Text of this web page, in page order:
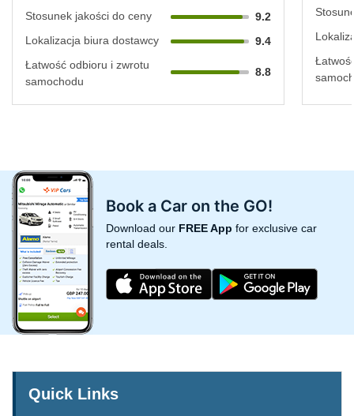
Stosunek jakości do ceny
9.2
Lokalizacja biura dostawcy
9.4
Łatwość odbioru i zwrotu
samochodu
8.8
Book a Car on the GO!
Download our FREE App for exclusive car
rental deals.
Quick Links